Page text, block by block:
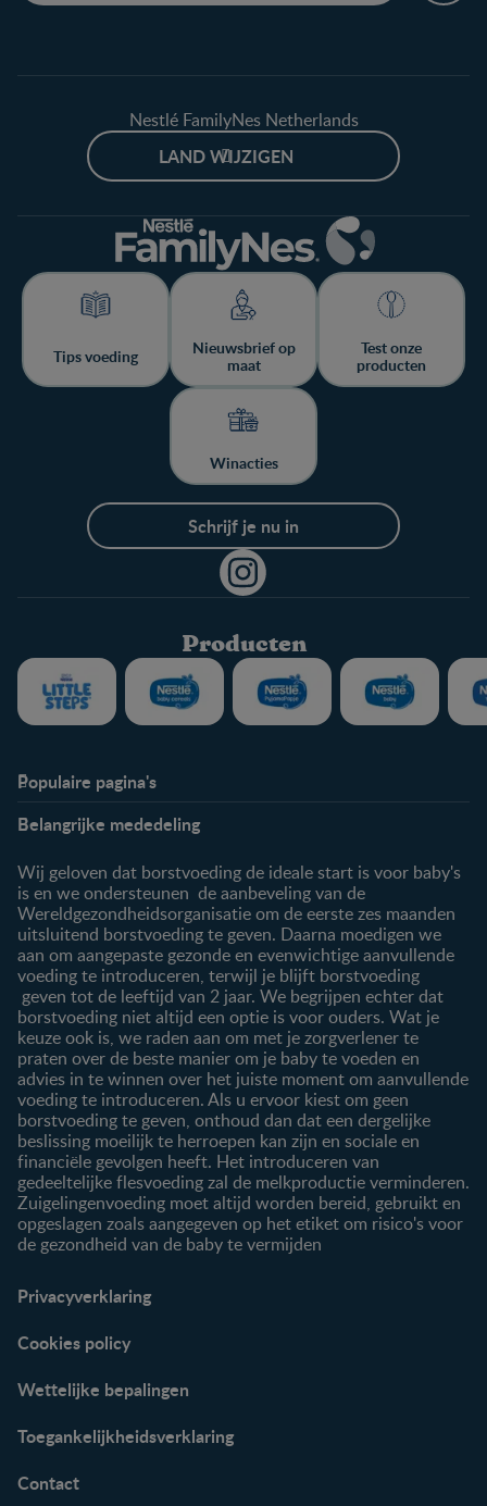
Nestlé FamilyNes Netherlands
LAND WIJZIGEN
Tips voeding
Nieuwsbrief op
maat
Test onze
producten
Winacties
Schrijf je nu in
Producten
Populaire pagina's
Veelgestelde vragen
Over ons
Contact
Inloggen / inschrijven
Producten
Onze producten
Belangrijke mededeling
Wij geloven dat borstvoeding de ideale start is voor baby's
is en we ondersteunen de aanbeveling van de
Wereldgezondheidsorganisatie om de eerste zes maanden
uitsluitend borstvoeding te geven. Daarna moedigen we
aan om aangepaste gezonde en evenwichtige aanvullende
voeding te introduceren, terwijl je blijft borstvoeding
geven tot de leeftijd van 2 jaar. We begrijpen echter dat
borstvoeding niet altijd een optie is voor ouders. Wat je
keuze ook is, we raden aan om met je zorgverlener te
praten over de beste manier om je baby te voeden en
advies in te winnen over het juiste moment om aanvullende
voeding te introduceren. Als u ervoor kiest om geen
borstvoeding te geven, onthoud dan dat een dergelijke
beslissing moeilijk te herroepen kan zijn en sociale en
financiële gevolgen heeft. Het introduceren van
gedeeltelijke flesvoeding zal de melkproductie verminderen.
Zuigelingenvoeding moet altijd worden bereid, gebruikt en
opgeslagen zoals aangegeven op het etiket om risico's voor
de gezondheid van de baby te vermijden
Privacyverklaring
Cookies policy
Wettelijke bepalingen
Toegankelijkheidsverklaring
Contact